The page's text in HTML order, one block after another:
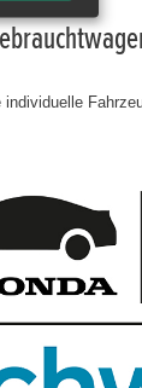
individuelle